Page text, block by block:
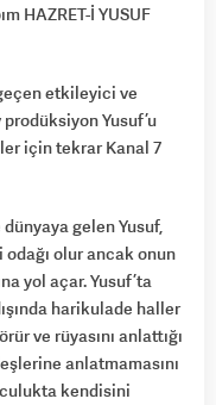
HAZRET-İ YUSUF
geçen etkileyici ve
Yusuf’u
için tekrar Kanal 7
gelen Yusuf,
olur ancak onun
yol açar. Yusuf’ta
harikulade haller
ve rüyasını anlattığı
anlatmamasını
kendisini